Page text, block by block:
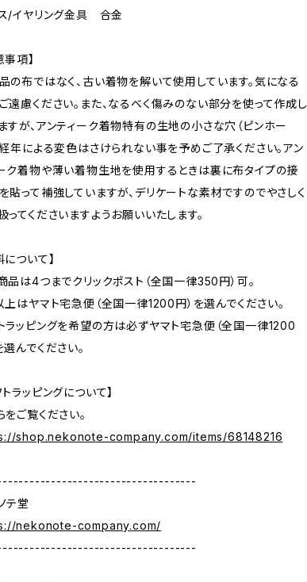
/イヤリング金具 合金
事項】
の布ではなく、古い着物を解いて使用しています。気になる
遠慮ください。また、なるべく傷みのない部分を使って作成し
すが、アンティーク着物特有の生地の小さな穴（ピンホー
経年による変色はさけられない事を予めご了承ください。アン
ク着物や薄い着物生地を使用するときは裏に布タイプの接
貼って補強していますが、デリケートな素材ですのでやさしく
ってくださいますようお願いいたします。
について】
品は4つまでクリックポスト（全国一律350円）可。
上はヤマト宅急便（全国一律1200円）を選んでください。
ラッピングを希望の方は必ずヤマト宅急便（全国一律1200
選んでください。
トラッピングについて】
をご覧ください。
shop.nekonote-company.com/items/68148216
テ堂
nekonote-company.com/